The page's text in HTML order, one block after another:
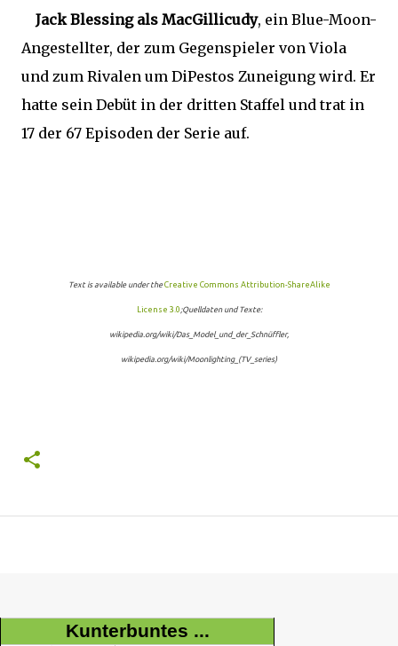
Jack Blessing als MacGillicudy, ein Blue-Moon-
Angestellter, der zum Gegenspieler von Viola
und zum Rivalen um DiPestos Zuneigung wird. Er
hatte sein Debüt in der dritten Staffel und trat in
17 der 67 Episoden der Serie auf.
Text is available under theCreative Commons Attribution-ShareAlike
License 3.0;Quelldaten und Texte:
wikipedia.org/wiki/Das_Model_und_der_Schnüffler,
wikipedia.org/wiki/Moonlighting_(TV_series)
Kunterbuntes ...